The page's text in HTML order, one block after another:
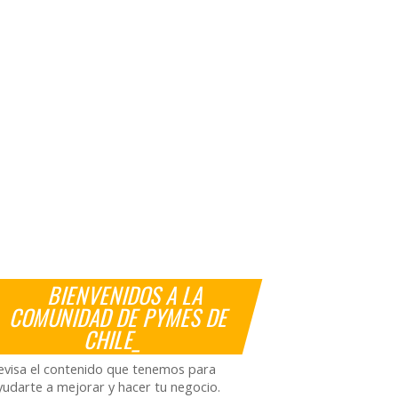
BIENVENIDOS A LA
COMUNIDAD DE PYMES DE
CHILE_
el contenido que tenemos para
a mejorar y hacer tu negocio.